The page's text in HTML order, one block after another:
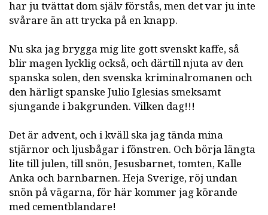
har ju tvättat dom själv förstås, men det var ju inte
svårare än att trycka på en knapp.
Nu ska jag brygga mig lite gott svenskt kaffe, så
blir magen lycklig också, och därtill njuta av den
spanska solen, den svenska kriminalromanen och
den härligt spanske Julio Iglesias smeksamt
sjungande i bakgrunden. Vilken dag!!!
Det är advent, och i kväll ska jag tända mina
stjärnor och ljusbågar i fönstren. Och börja längta
lite till julen, till snön, Jesusbarnet, tomten, Kalle
Anka och barnbarnen. Heja Sverige, röj undan
snön på vägarna, för här kommer jag körande
med cementblandare!